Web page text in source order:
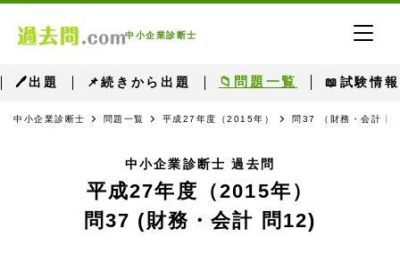
中小企業診断士
🖊出題 📌続きから出題 📁問題一覧 📖試験情報
中小企業診断士 問題一覧 平成27年度（2015年） 問37 （財務・会計 問
中小企業診断士 過去問
平成27年度（2015年）
問37 (財務・会計 問12)